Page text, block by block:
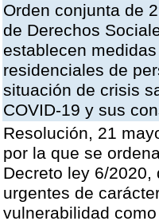
Orden conjunta de
de Derechos
establecen
residenciales de
situación de crisis
COVID-19 y sus
Resolución, 21
por la que se
Decreto ley 6/2020,
urgentes de
vulnerabilidad